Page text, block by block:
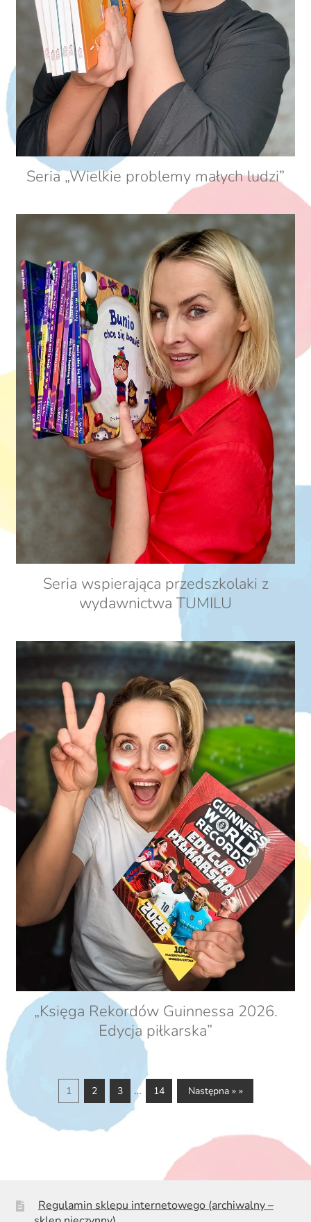
Seria „Wielkie problemy małych ludzi”
Seria wspierająca przedszkolaki z
wydawnictwa TUMILU
„Księga Rekordów Guinnessa 2026.
Edycja piłkarska”
1 2 3 … 14 Następna » »
Regulamin sklepu internetowego (archiwalny –